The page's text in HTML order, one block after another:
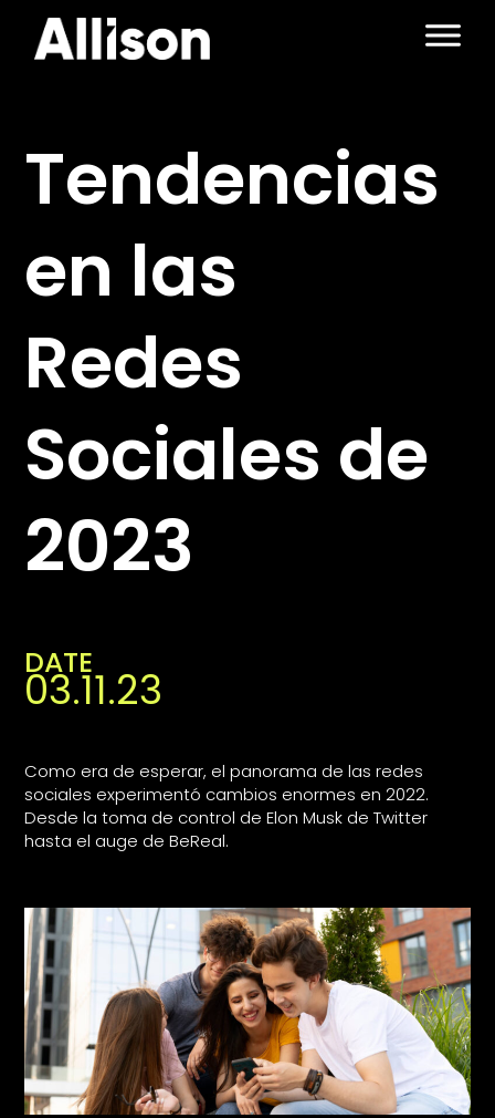
content
Tendencias
en las
Redes
Sociales de
2023
DATE
03.11.23
Como era de esperar, el panorama de las redes
sociales experimentó cambios enormes en 2022.
Desde la toma de control de Elon Musk de Twitter
hasta el auge de BeReal.